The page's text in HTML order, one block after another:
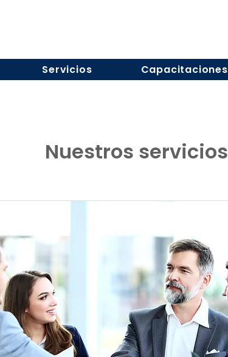
Servicios Capacitaciones
Nuestros servicios